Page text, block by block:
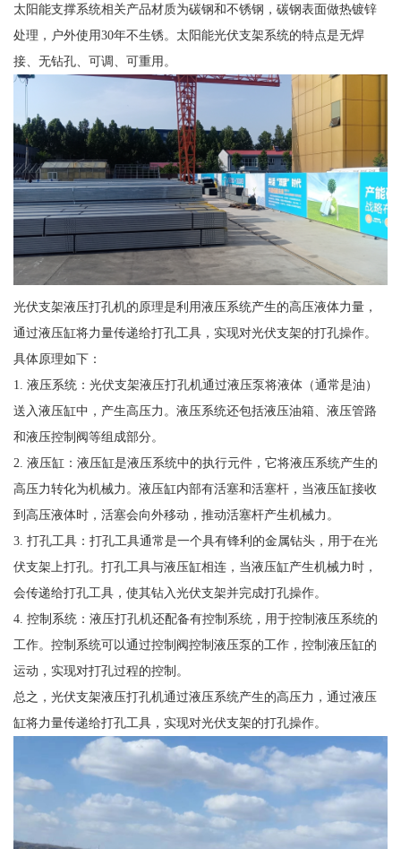
太阳能支撑系统相关产品材质为碳钢和不锈钢，碳钢表面做热镀锌
处理，户外使用30年不生锈。太阳能光伏支架系统的特点是无焊
接、无钻孔、可调、可重用。
光伏支架液压打孔机的原理是利用液压系统产生的高压液体力量，
通过液压缸将力量传递给打孔工具，实现对光伏支架的打孔操作。
具体原理如下：
1. 液压系统：光伏支架液压打孔机通过液压泵将液体（通常是油）
送入液压缸中，产生高压力。液压系统还包括液压油箱、液压管路
和液压控制阀等组成部分。
2. 液压缸：液压缸是液压系统中的执行元件，它将液压系统产生的
高压力转化为机械力。液压缸内部有活塞和活塞杆，当液压缸接收
到高压液体时，活塞会向外移动，推动活塞杆产生机械力。
3. 打孔工具：打孔工具通常是一个具有锋利的金属钻头，用于在光
伏支架上打孔。打孔工具与液压缸相连，当液压缸产生机械力时，
会传递给打孔工具，使其钻入光伏支架并完成打孔操作。
4. 控制系统：液压打孔机还配备有控制系统，用于控制液压系统的
工作。控制系统可以通过控制阀控制液压泵的工作，控制液压缸的
运动，实现对打孔过程的控制。
总之，光伏支架液压打孔机通过液压系统产生的高压力，通过液压
缸将力量传递给打孔工具，实现对光伏支架的打孔操作。